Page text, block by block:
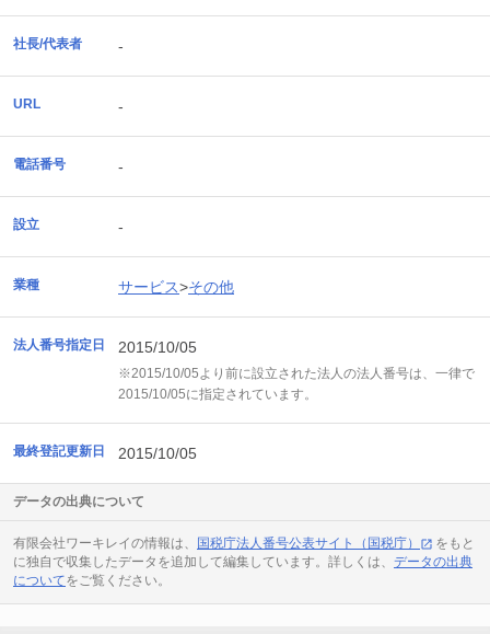
社長/代表者 -
URL -
電話番号 -
設立 -
業種 サービス>その他
法人番号指定日 2015/10/05
※2015/10/05より前に設立された法人の法人番号は、一律で
2015/10/05に指定されています。
最終登記更新日 2015/10/05
データの出典について
有限会社ワーキレイの情報は、 国税庁法人番号公表サイト（国税庁）
をもと
に独自で収集したデータを追加して編集しています。詳しくは、 データの出典
についてをご覧ください。